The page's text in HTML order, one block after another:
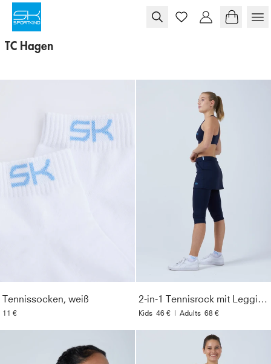
TC Hagen
Tennissocken, weiß
11 €
2-in-1 Tennisrock mit Leggings / Skapri, navy blau
Kids 46 € | Adults 68 €